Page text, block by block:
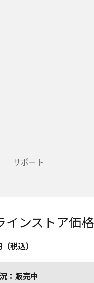
サポート
インストア価格
税込）
：販売中